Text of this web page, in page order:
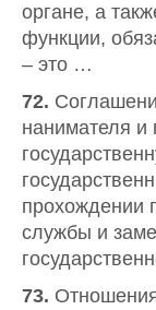
органе, а
функции,
– это …
72.
нанимателя
прохождении
службы и
73.